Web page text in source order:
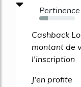
Pertinence
24%
Cashback
montant de
l'inscription
J'en profite